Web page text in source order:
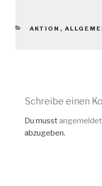
KATEGORIEN
AKTION ,
Schreibe einen
Du musstangemeldet
abzugeben.